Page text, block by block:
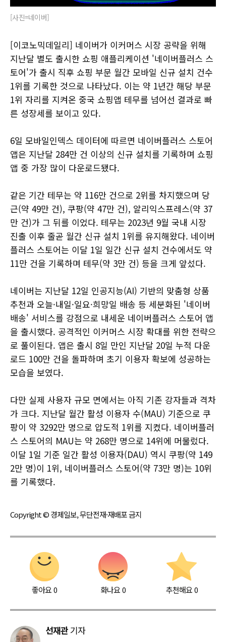
[사진=네이버]
[이코노믹데일리] 네이버가 이커머스 시장 공략을 위해
지난달 별도 출시한 쇼핑 애플리케이션 '네이버플러스 스
토어'가 출시 직후 쇼핑 부문 월간 모바일 신규 설치 건수
1위를 기록한 것으로 나타났다. 이는 약 1년간 해당 부문
1위 자리를 지켜온 중국 쇼핑앱 테무를 넘어선 결과로 빠
른 성장세를 보이고 있다.
6일 모바일인덱스 데이터에 따르면 네이버플러스 스토어
앱은 지난달 284만 건 이상의 신규 설치를 기록하며 쇼핑
앱 중 가장 많이 다운로드됐다.
같은 기간 테무는 약 116만 건으로 2위를 차지했으며 당
근(약 49만 건), 쿠팡(약 47만 건), 알리익스프레스(약 37
만 건)가 그 뒤를 이었다. 테무는 2023년 9월 국내 시장
진출 이후 줄곧 월간 신규 설치 1위를 유지해왔다. 네이버
플러스 스토어는 이달 1일 일간 신규 설치 건수에서도 약
11만 건을 기록하며 테무(약 3만 건) 등을 크게 앞섰다.
네이버는 지난달 12일 인공지능(AI) 기반의 맞춤형 상품
추천과 오늘·내일·일요·희망일 배송 등 세분화된 '네이버
배송' 서비스를 강점으로 내세운 네이버플러스 스토어 앱
을 출시했다. 공격적인 이커머스 시장 확대를 위한 전략으
로 풀이된다. 앱은 출시 8일 만인 지난달 20일 누적 다운
로드 100만 건을 돌파하며 초기 이용자 확보에 성공하는
모습을 보였다.
다만 실제 사용자 규모 면에서는 아직 기존 강자들과 격차
가 크다. 지난달 월간 활성 이용자 수(MAU) 기준으로 쿠
팡이 약 3292만 명으로 압도적 1위를 지켰다. 네이버플러
스 스토어의 MAU는 약 268만 명으로 14위에 머물렀다.
이달 1일 기준 일간 활성 이용자(DAU) 역시 쿠팡(약 149
2만 명)이 1위, 네이버플러스 스토어(약 73만 명)는 10위
를 기록했다.
Copyright © 경제일보, 무단전재·재배포 금지
좋아요0 화나요0 추천해요 0
선재관 기자